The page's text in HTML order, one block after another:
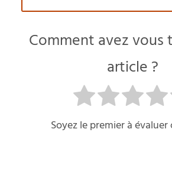
Comment avez vous
article ?
Soyez le premier à